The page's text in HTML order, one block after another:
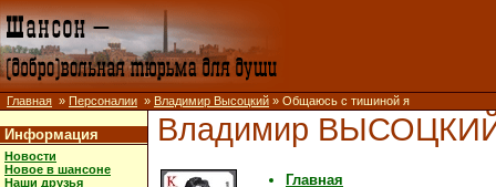
Главная » Персоналии » Владимир Высоцкий » Общаюсь с тишиной я
Информация
Новости
Новое в шансоне
Наши друзья
Владимир
Главная